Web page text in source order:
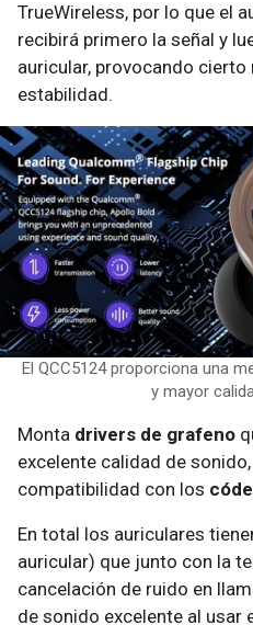
TrueWireless, por lo que el
recibirá primero la señal y
auricular, provocando
estabilidad.
El QCC5124 proporciona una
y mayor
Monta drivers de grafeno
excelente calidad de
compatibilidad con los
En total los auriculares
auricular) que junto con la
cancelación de ruido en
de sonido excelente al usar